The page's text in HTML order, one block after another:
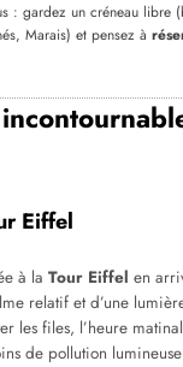
: gardez un créneau libre
Marais) et pensez à
Eiffel
à la Tour Eiffel en
relatif et d’une
les files, l’heure
de pollution